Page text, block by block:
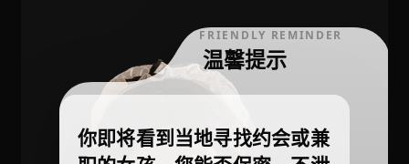
FRIENDLY REMINDER
温馨提示
你即将看到当地寻找约会或兼